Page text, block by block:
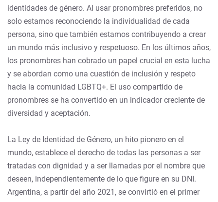
identidades de género. Al usar pronombres preferidos, no
solo estamos reconociendo la individualidad de cada
persona, sino que también estamos contribuyendo a crear
un mundo más inclusivo y respetuoso. En los últimos años,
los pronombres han cobrado un papel crucial en esta lucha
y se abordan como una cuestión de inclusión y respeto
hacia la comunidad LGBTQ+. El uso compartido de
pronombres se ha convertido en un indicador creciente de
diversidad y aceptación.
La Ley de Identidad de Género, un hito pionero en el
mundo, establece el derecho de todas las personas a ser
tratadas con dignidad y a ser llamadas por el nombre que
deseen, independientemente de lo que figure en su DNI.
Argentina, a partir del año 2021, se convirtió en el primer